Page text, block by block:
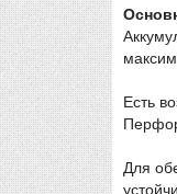
Есть
Для